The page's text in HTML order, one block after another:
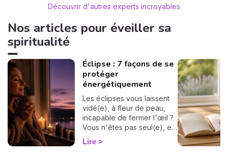
Découvrir d'autres experts incroyables
Nos articles pour éveiller sa
spiritualité
Éclipse : 7 façons de se
protéger
énergétiquement
Les éclipses vous laissent
vidé(e), à fleur de peau,
incapable de fermer l'œil ?
Vous n'êtes pas seul(e), et
surtout : ça se traverse en
douceur. Voici 7 gestes
Lire